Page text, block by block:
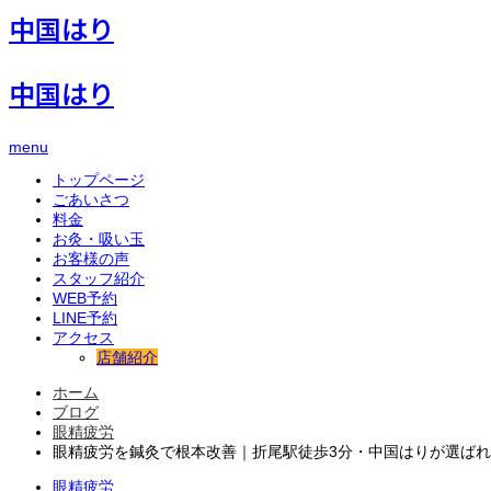
中国はり
中国はり
menu
トップページ
ごあいさつ
料金
お灸・吸い玉
お客様の声
スタッフ紹介
WEB予約
LINE予約
アクセス
店舗紹介
ホーム
ブログ
眼精疲労
眼精疲労を鍼灸で根本改善｜折尾駅徒歩3分・中国はりが選ば
眼精疲労